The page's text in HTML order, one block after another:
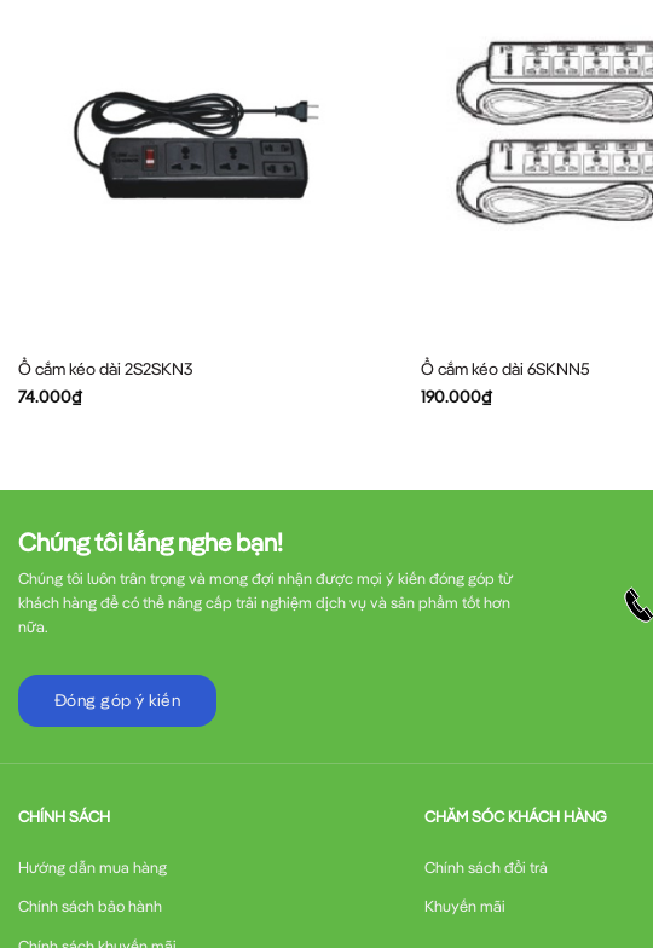
Ổ cắm kéo dài 2S2SKN3
74.000₫
Ổ cắm kéo dài 6SKNN5
190.000₫
Chúng tôi lắng nghe bạn!
Chúng tôi luôn trân trọng và mong đợi nhận được mọi ý kiến đóng góp từ
khách hàng để có thể nâng cấp trải nghiệm dịch vụ và sản phẩm tốt hơn
nữa.
Đóng góp ý kiến
CHÍNH SÁCH
Hướng dẫn mua hàng
Chính sách bảo hành
CHĂM SÓC KHÁCH HÀNG
Chính sách đổi trả
Khuyến mãi